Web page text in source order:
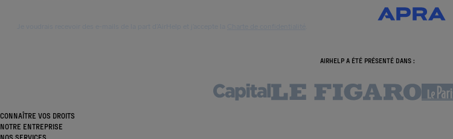
AIRHELP A ÉTÉ PRÉSENTÉ DANS :
CONNAÎTRE VOS DROITS
NOTRE ENTREPRISE
NOS SERVICES